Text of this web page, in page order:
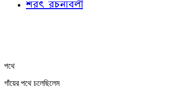
শরৎ রচনাবলী
পথে
গাঁয়ের পথে চলেছিলেম